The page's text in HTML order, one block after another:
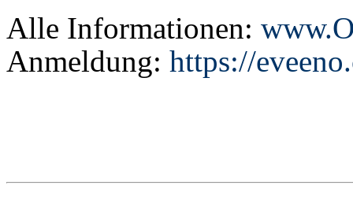
Alle Informationen:
Anmeldung: https://